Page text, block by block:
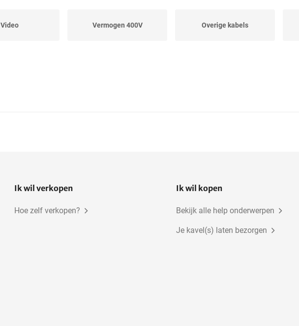
Video Vermogen 400V Overige kabels
Ik wil verkopen
Hoe zelf verkopen?
Ik wil kopen
Bekijk alle help onderwerpen
Je kavel(s) laten bezorgen